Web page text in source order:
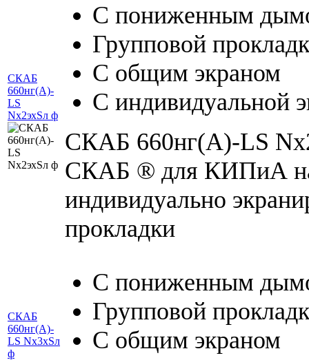
СКАБ
660нг(А)-
LS
Nx2эхSл ф
С пониженным
Групповой
С общим экраном
С индивидуальной
СКАБ 660нг(А)-LS
СКАБ ® для КИПиА на
индивидуально
прокладки
СКАБ
660нг(А)-
LS Nx3xSл
ф
С пониженным
Групповой
С общим экраном